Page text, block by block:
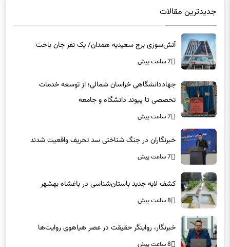
جدیدترین مقالات
آتش‌سوزی برج سعیدیه همدان/ یک نفر جان باخت
7 ساعت پیش
جهاددانشگاهی خراسان شمالی؛ از توسعه خدمات
تخصصی تا پیوند دانشگاه و جامعه
7 ساعت پیش
خبرنگاران در جنگ شناختی سد تحریف واقعیت شدند
7 ساعت پیش
کشف لایه جدید باستان‌شناسی در باغشاه بهشهر
8 ساعت پیش
خبرنگار، روایتگر حقیقت در عصر هیاهوی روایت‌ها
8 ساعت پیش